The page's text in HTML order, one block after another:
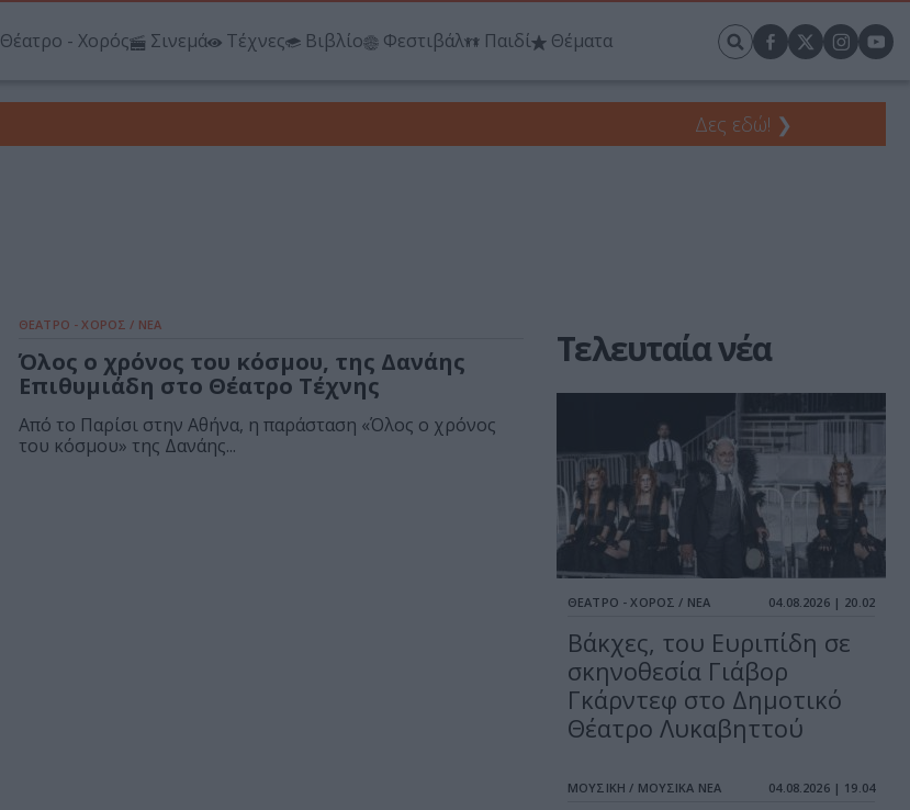
Θέατρο - Χορός Σινεμά Τέχνες Βιβλίο Φεστιβάλ Παιδί Θέματα
Δες εδώ! ❯
ΘΕΑΤΡΟ - ΧΟΡΟΣ / ΝΕΑ
Όλος ο χρόνος του κόσμου, της Δανάης
Επιθυμιάδη στο Θέατρο Τέχνης
Από το Παρίσι στην Αθήνα, η παράσταση «Όλος ο χρόνος
του κόσμου» της Δανάης...
Τελευταία νέα
ΘΕΑΤΡΟ - ΧΟΡΟΣ / ΝΕΑ 04.08.2026 | 20.02
Βάκχες, του Ευριπίδη σε
σκηνοθεσία Γιάβορ
Γκάρντεφ στο Δημοτικό
Θέατρο Λυκαβηττού
ΜΟΥΣΙΚΗ / ΜΟΥΣΙΚΑ ΝΕΑ 04.08.2026 | 19.04